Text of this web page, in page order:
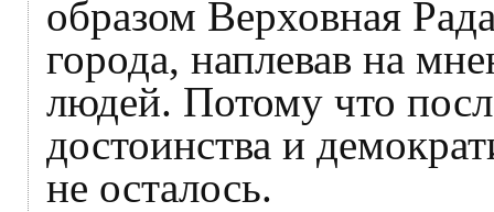
образом Верховная
города, наплевав на
людей. Потому что
достоинства и
не осталось.